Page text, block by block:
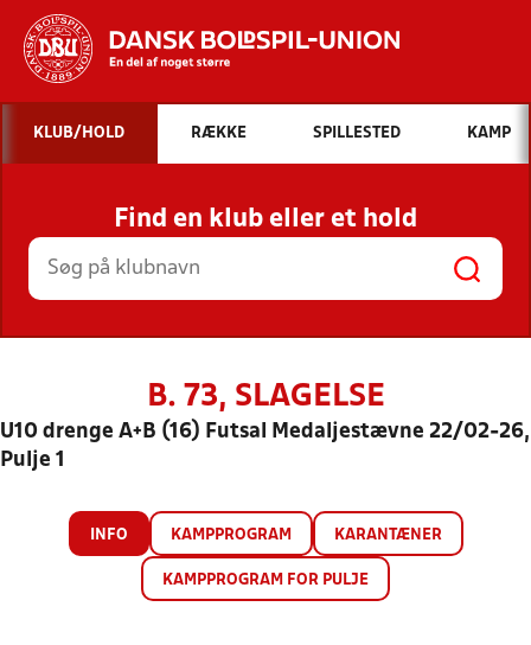
Hvad vil du søge efter?
INDHOLD OG NYHEDER
STILLINGER, RESULTATER, KLUBBER OG
HOLD
KLUB/HOLD RÆKKE SPILLESTED KAMP
Find en klub eller et hold
B. 73, SLAGELSE
U10 drenge A+B (16) Futsal Medaljestævne 22/02-26,
Pulje 1
INFO KAMPPROGRAM KARANTÆNER
KAMPPROGRAM FOR PULJE